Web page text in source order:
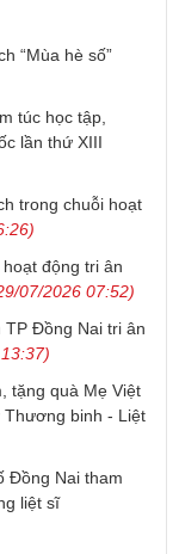
“Mùa hè số”
túc học tập,
lần thứ XIII
trong chuỗi hoạt
động tri ân
07/2026 07:52)
TP Đồng Nai tri ân
tặng quà Mẹ Việt
Thương binh - Liệt
Đồng Nai tham
liệt sĩ